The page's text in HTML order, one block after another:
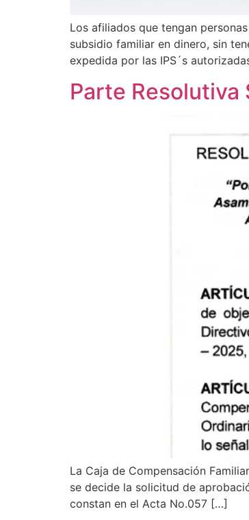
Los afiliados que tengan
subsidio familiar en dinero, sin
expedida por las IPS´s
Parte Resolutiva
La Caja de Compensación
se decide la solicitud de
constan en el Acta No.057 […]